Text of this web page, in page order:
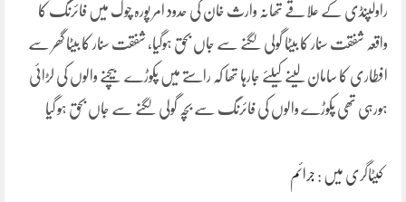
راولپنڈی کے علاقے تھانہ وارث خان کی حدود امر پورہ چوک میں فائرنگ کا
واقعہ شفقت سنار کا بیٹا گولی لگنے سے جاں بحق ہوگیا، شفقت سنار کا بیٹا گھر سے
افطاری کا سامان لینے کیلئے جارہا تھا کہ راستے میں پکوڑے بیچنے والوں کی لڑائی
ہورہی تھی پکوڑے والوں کی فائرنگ سے بچہ گولی لگنے سے جاں بحق ہو گیا
کیٹاگری میں : جرائم